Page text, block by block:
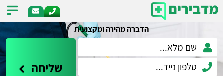
הדברה מהירה ומקצועית
שליחה